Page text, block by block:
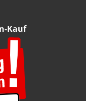
Kauf